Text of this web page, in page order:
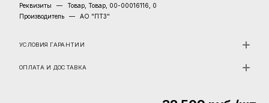
Реквизиты
—
Товар, Товар, 00-00016116, 0
Производитель
— АО "ПТЗ"
УСЛОВИЯ ГАРАНТИИ
ОПЛАТА И ДОСТАВКА